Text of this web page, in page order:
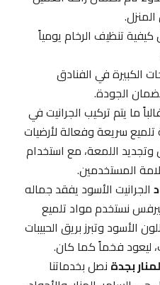
تنظيف الرخام يومياً
في الفنادق
الجودة.
ما يتم تركيب الجرانيت في
سريعة وفعالة لأرضيات
اللمعة، مع استخدام
المستخدمين.
الأسود يفقد جماله
نستخدم مواد تلميع
وتبرز بريق الحبيبات
ليعود فخماً كما كان.
بجدةنصل بخدماتنا